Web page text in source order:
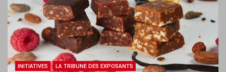
INITIATIVES LA TRIBUNE DES EXPOSANTS